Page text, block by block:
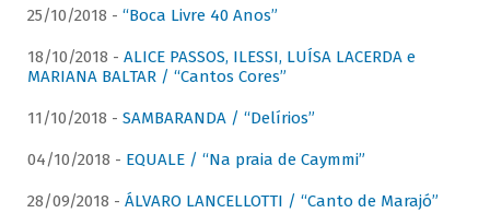
25/10/2018 - “Boca Livre 40 Anos”
18/10/2018 - ALICE PASSOS, ILESSI, LUÍSA LACERDA e
MARIANA BALTAR / “Cantos Cores”
11/10/2018 - SAMBARANDA / “Delírios”
04/10/2018 - EQUALE / “Na praia de Caymmi”
28/09/2018 - ÁLVARO LANCELLOTTI / “Canto de Marajó”